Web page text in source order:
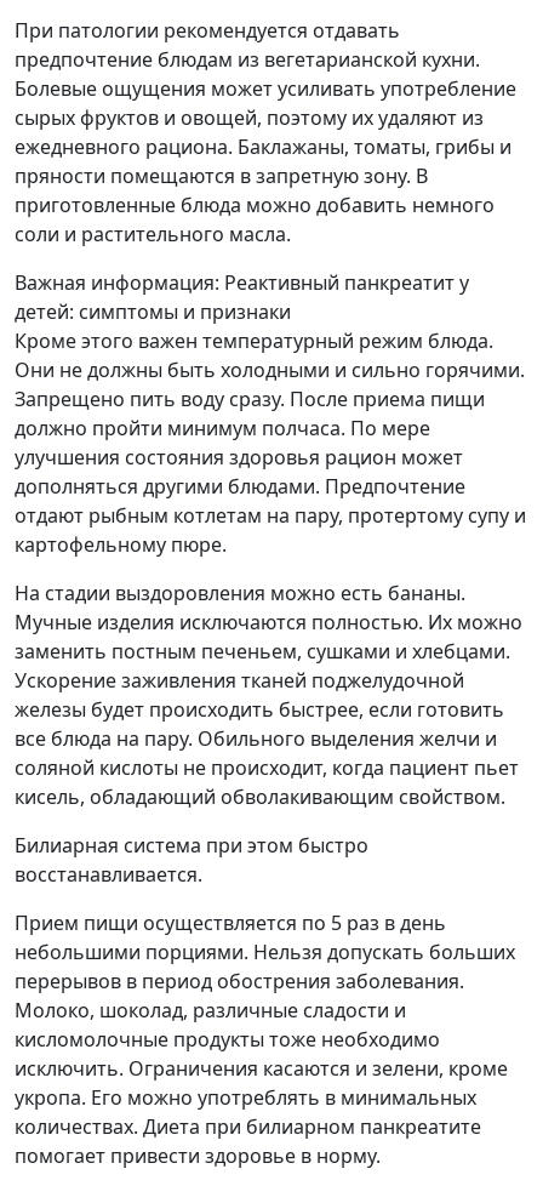
При патологии рекомендуется отдавать
предпочтение блюдам из вегетарианской кухни.
Болевые ощущения может усиливать употребление
сырых фруктов и овощей, поэтому их удаляют из
ежедневного рациона. Баклажаны, томаты, грибы и
пряности помещаются в запретную зону. В
приготовленные блюда можно добавить немного
соли и растительного масла.
Важная информация: Реактивный панкреатит у
детей: симптомы и признаки
Кроме этого важен температурный режим блюда.
Они не должны быть холодными и сильно горячими.
Запрещено пить воду сразу. После приема пищи
должно пройти минимум полчаса. По мере
улучшения состояния здоровья рацион может
дополняться другими блюдами. Предпочтение
отдают рыбным котлетам на пару, протертому супу и
картофельному пюре.
На стадии выздоровления можно есть бананы.
Мучные изделия исключаются полностью. Их можно
заменить постным печеньем, сушками и хлебцами.
Ускорение заживления тканей поджелудочной
железы будет происходить быстрее, если готовить
все блюда на пару. Обильного выделения желчи и
соляной кислоты не происходит, когда пациент пьет
кисель, обладающий обволакивающим свойством.
Билиарная система при этом быстро
восстанавливается.
Прием пищи осуществляется по 5 раз в день
небольшими порциями. Нельзя допускать больших
перерывов в период обострения заболевания.
Молоко, шоколад, различные сладости и
кисломолочные продукты тоже необходимо
исключить. Ограничения касаются и зелени, кроме
укропа. Его можно употреблять в минимальных
количествах. Диета при билиарном панкреатите
помогает привести здоровье в норму.